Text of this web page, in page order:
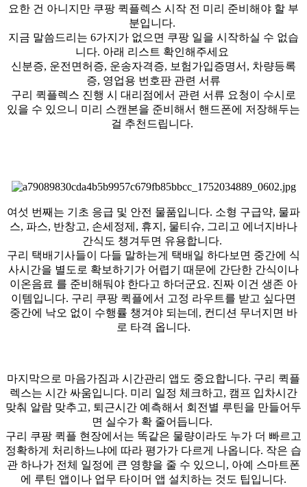
요한 건 아니지만 쿠팡 퀵플렉스 시작 전 미리 준비해야 할 부
분입니다.
지금 말씀드리는 6가지가 없으면 쿠팡 일을 시작하실 수 없습
니다. 아래 리스트 확인해주세요
신분증, 운전면허증, 운송자격증, 보험가입증명서, 차량등록
증, 영업용 번호판 관련 서류
구리 퀵플렉스 진행 시 대리점에서 관련 서류 요청이 수시로
있을 수 있으니 미리 스캔본을 준비해서 핸드폰에 저장해두는
걸 추천드립니다.
여섯 번째는 기초 응급 및 안전 물품입니다. 소형 구급약, 물파
스, 파스, 반창고, 손세정제, 휴지, 물티슈, 그리고 에너지바나
간식도 챙겨두면 유용합니다.
구리 택배기사들이 다들 말하는게 택배일 하다보면 중간에 식
사시간을 별도로 확보하기가 어렵기 때문에 간단한 간식이나
이온음료 를 준비해둬야 한다고 하더군요. 진짜 이건 생존 아
이템입니다. 구리 쿠팡 퀵플에서 고정 라우트를 받고 싶다면
중간에 낙오 없이 수행률 챙겨야 되는데, 컨디션 무너지면 바
로 타격 옵니다.
마지막으로 마음가짐과 시간관리 앱도 중요합니다. 구리 퀵플
렉스는 시간 싸움입니다. 미리 일정 체크하고, 캠프 입차시간
맞춰 알람 맞추고, 퇴근시간 예측해서 회전별 루틴을 만들어두
면 실수가 확 줄어듭니다.
구리 쿠팡 퀵플 현장에서는 똑같은 물량이라도 누가 더 빠르고
정확하게 처리하느냐에 따라 평가가 다르게 나옵니다. 작은 습
관 하나가 전체 일정에 큰 영향을 줄 수 있으니, 아예 스마트폰
에 루틴 앱이나 업무 타이머 앱 설치하는 것도 팁입니다.